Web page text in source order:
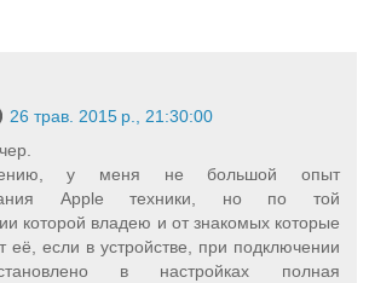
26 трав. 2015 р., 21:30:00
у меня не большой опыт
Apple техники, но по той
которой владею и от знакомых которые
её, если в устройстве, при подключении
в настройках полная